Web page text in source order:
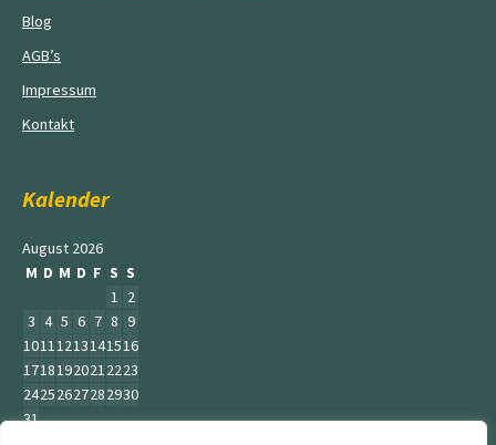
Blog
AGB’s
Impressum
Kontakt
Kalender
August 2026
M D M D F S S
1
2
3 4 5 6 7 8 9
1011 1213141516
1718192021 2223
24252627282930
31